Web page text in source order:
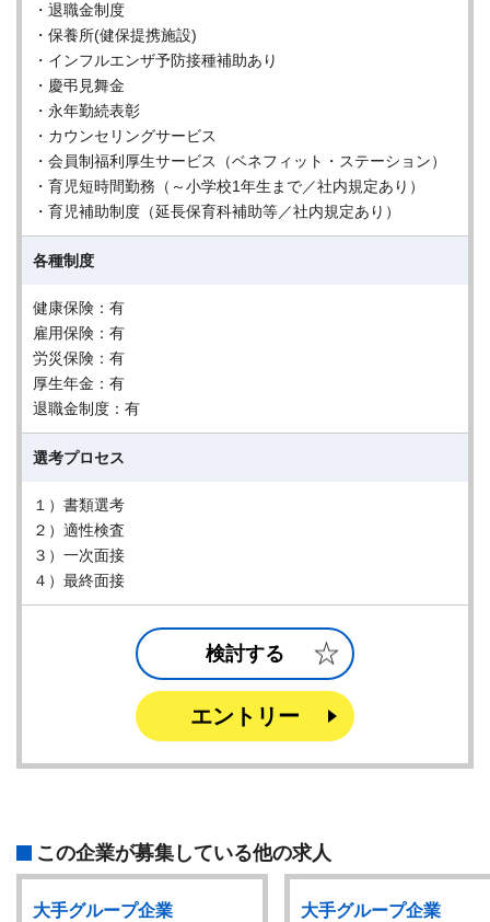
・退職金制度
・保養所(健保提携施設)
・インフルエンザ予防接種補助あり
・慶弔見舞金
・永年勤続表彰
・カウンセリングサービス
・会員制福利厚生サービス（ベネフィット・ステーション）
・育児短時間勤務（～小学校1年生まで／社内規定あり）
・育児補助制度（延長保育科補助等／社内規定あり）
各種制度
健康保険：有
雇用保険：有
労災保険：有
厚生年金：有
退職金制度：有
選考プロセス
１）書類選考
２）適性検査
３）一次面接
４）最終面接
検討する
エントリー
この企業が募集している他の求人
大手グループ企業
大手グループ企業